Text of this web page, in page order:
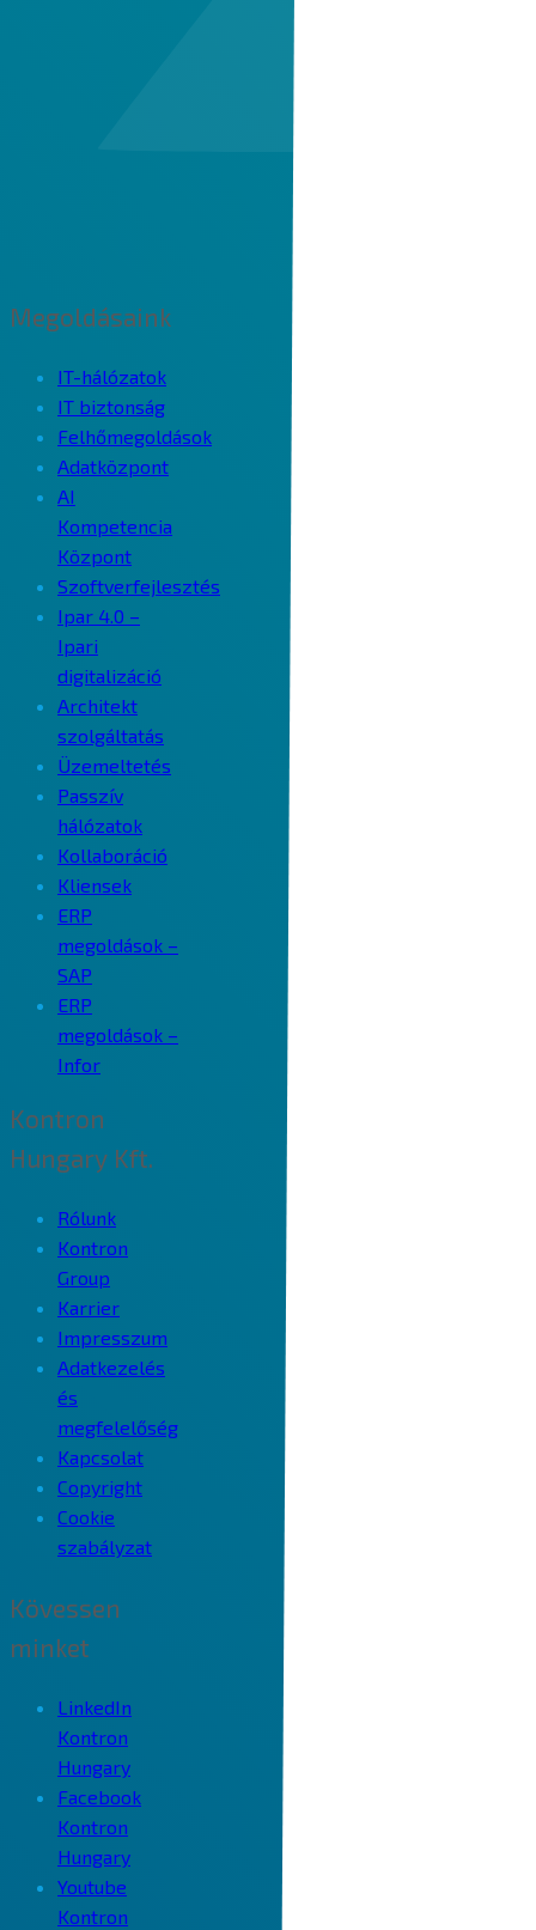
Megoldásaink
IT-hálózatok
IT biztonság
Felhőmegoldások
Adatközpont
AI
Kompetencia
Központ
Szoftverfejlesztés
Ipar 4.0 –
Ipari
digitalizáció
Architekt
szolgáltatás
Üzemeltetés
Passzív
hálózatok
Kollaboráció
Kliensek
ERP
megoldások –
SAP
ERP
megoldások –
Infor
Kontron
Hungary Kft.
Rólunk
Kontron
Group
Karrier
Impresszum
Adatkezelés
és
megfelelőség
Kapcsolat
Copyright
Cookie
szabályzat
Kövessen
minket
LinkedIn
Kontron
Hungary
Facebook
Kontron
Hungary
Youtube
Kontron